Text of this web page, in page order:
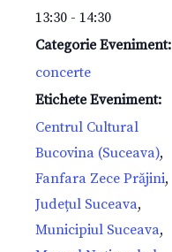
13:30 - 14:30
Categorie Eveniment:
concerte
Etichete Eveniment:
Centrul Cultural
Bucovina (Suceava),
Fanfara Zece Prăjini,
Județul Suceava,
Municipiul Suceava,